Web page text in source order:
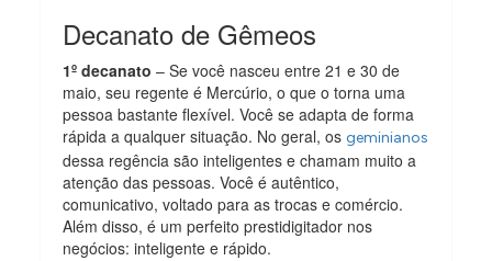
Decanato de Gêmeos
1º decanato – Se você nasceu entre 21 e 30 de
maio, seu regente é Mercúrio, o que o torna uma
pessoa bastante flexível. Você se adapta de forma
rápida a qualquer situação. No geral, osgeminianos
dessa regência são inteligentes e chamam muito a
atenção das pessoas. Você é autêntico,
comunicativo, voltado para as trocas e comércio.
Além disso, é um perfeito prestidigitador nos
negócios: inteligente e rápido.